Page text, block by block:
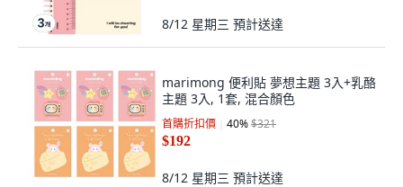
8/12 星期三 預計送達
marimong 便利貼 夢想主題 3入+乳酪
主題 3入, 1套, 混合顏色
首購折扣價 40%$321
$192
8/12 星期三 預計送達